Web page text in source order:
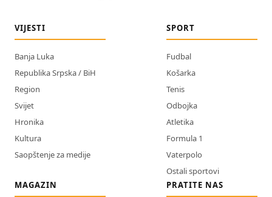
VIJESTI
Banja Luka
Republika Srpska / BiH
Region
Svijet
Hronika
Kultura
Saopštenje za medije
SPORT
Fudbal
Košarka
Tenis
Odbojka
Atletika
Formula 1
Vaterpolo
Ostali sportovi
MAGAZIN
PRATITE NAS